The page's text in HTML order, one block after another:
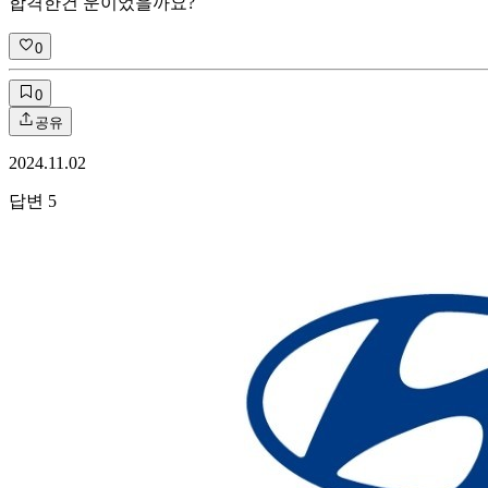
0
0
공유
2024.11.02
답변 5